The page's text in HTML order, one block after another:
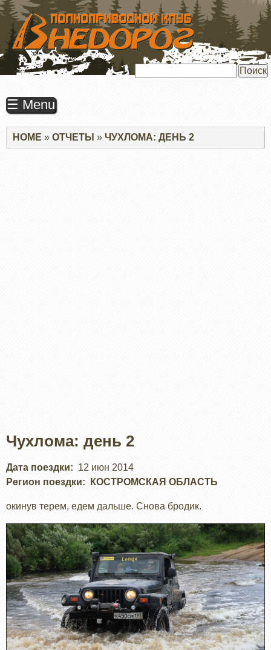
ПЕРЕЙТИ
ОСНОВНОМУ
СОДЕРЖАНИЮ
☰ Menu
Строка
навигации
HOME ОТЧЕТЫ ЧУХЛОМА: ДЕНЬ 2
Чухлома: день 2
Дата поездки
12 июн 2014
Регион поездки
КОСТРОМСКАЯ ОБЛАСТЬ
окинув терем, едем дальше. Снова бродик.